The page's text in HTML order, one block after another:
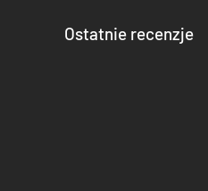
Żyj w czasach Sengoku
Ostatnie recenzje